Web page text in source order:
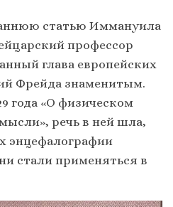
статью Иммануила
профессор
глава европейских
Фрейда знаменитым.
года «О физическом
речь в ней шла,
энцефалографии
стали применяться в